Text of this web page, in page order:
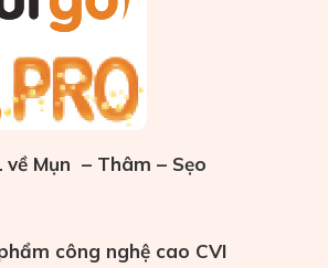
về Mụn – Thâm – Sẹo
công nghệ cao CVI